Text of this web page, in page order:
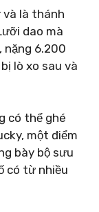
và là thánh
dao mà
nặng 6.200
lò xo sau và
có thể ghé
một điểm
bày bộ sưu
có từ nhiều